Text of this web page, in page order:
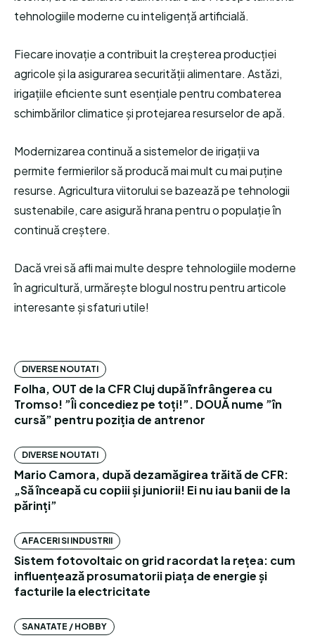
tehnologiile moderne cu inteligență artificială.
Fiecare inovație a contribuit la creșterea producției
agricole și la asigurarea securității alimentare. Astăzi,
irigațiile eficiente sunt esențiale pentru combaterea
schimbărilor climatice și protejarea resurselor de apă.
Modernizarea continuă a sistemelor de irigații va
permite fermierilor să producă mai mult cu mai puține
resurse. Agricultura viitorului se bazează pe tehnologii
sustenabile, care asigură hrana pentru o populație în
continuă creștere.
Dacă vrei să afli mai multe despre tehnologiile moderne
în agricultură, urmărește blogul nostru pentru articole
interesante și sfaturi utile!
DIVERSE NOUTATI
Folha, OUT de la CFR Cluj după înfrângerea cu
Tromso! ”Îi concediez pe toți!”. DOUĂ nume ”în
cursă” pentru poziția de antrenor
DIVERSE NOUTATI
Mario Camora, după dezamăgirea trăită de CFR:
„Să înceapă cu copiii și juniorii! Ei nu iau banii de la
părinți”
AFACERI SI INDUSTRII
Sistem fotovoltaic on grid racordat la rețea: cum
influențează prosumatorii piața de energie și
facturile la electricitate
SANATATE / HOBBY